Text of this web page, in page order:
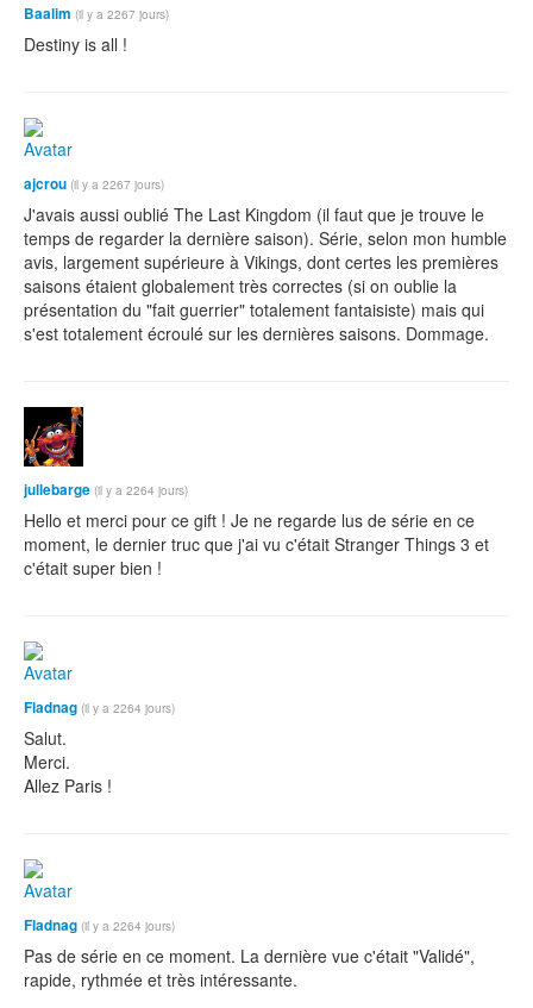
Baalim (il y a 2267 jours)
Destiny is all !
ajcrou (il y a 2267 jours)
J'avais aussi oublié The Last Kingdom (il faut que je trouve le
temps de regarder la dernière saison). Série, selon mon humble
avis, largement supérieure à Vikings, dont certes les premières
saisons étaient globalement très correctes (si on oublie la
présentation du "fait guerrier" totalement fantaisiste) mais qui
s'est totalement écroulé sur les dernières saisons. Dommage.
jullebarge (il y a 2264 jours)
Hello et merci pour ce gift ! Je ne regarde lus de série en ce
moment, le dernier truc que j'ai vu c'était Stranger Things 3 et
c'était super bien !
Fladnag (il y a 2264 jours)
Salut.
Merci.
Allez Paris !
Fladnag (il y a 2264 jours)
Pas de série en ce moment. La dernière vue c'était "Validé",
rapide, rythmée et très intéressante.